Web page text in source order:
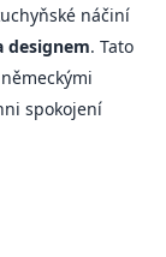
náčiní
designem. Tato
spokojení